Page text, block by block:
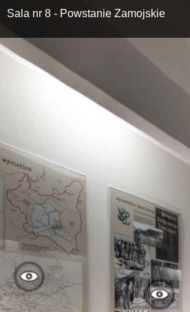
https://
Mapa serwisu
Sala nr 8 - Powstanie Zamojskie